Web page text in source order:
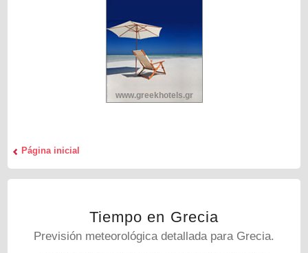
www.greekhotels.gr
Página inicial
Tiempo en Grecia
Previsión meteorológica detallada para Grecia.